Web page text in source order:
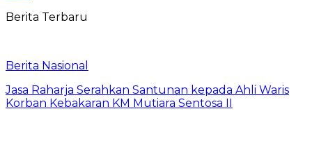
Berita Terbaru
Berita Nasional
Jasa Raharja Serahkan Santunan kepada Ahli Waris
Korban Kebakaran KM Mutiara Sentosa II